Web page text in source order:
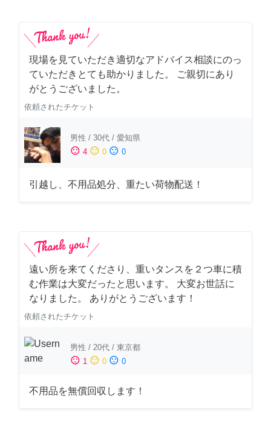
現場を見ていただき適切なアドバイス相談にのっ
ていただきとても助かりました。 ご親切にあり
がとうございました。
依頼されたチケット
男性 / 30代 / 愛知県
sentiment_satisfied 4 sentiment_neutral 0 sentiment_dissatisfied 0
引越し、不用品処分、重たい荷物配送！
遠い所を来てくださり、重いタンスを２つ車に積
む作業は大変だったと思います。 大変お世話に
なりました。 ありがとうございます！
依頼されたチケット
男性 / 20代 / 東京都
sentiment_satisfied 1 sentiment_neutral 0 sentiment_dissatisfied 0
不用品を無償回収します！